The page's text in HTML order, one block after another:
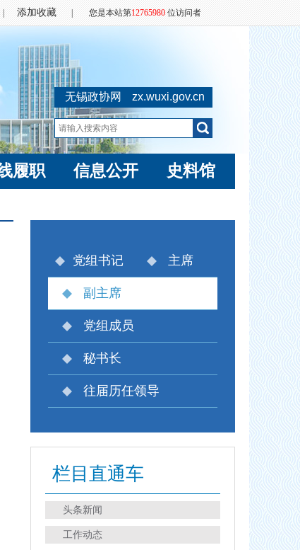
添加收藏 您是本站第12765980 位访问者
无锡政协网 zx.wuxi.gov.cn
履职 信息公开 史料馆
党组书记 主席
副主席
党组成员
秘书长
往届历任领导
栏目直通车
头条新闻
工作动态